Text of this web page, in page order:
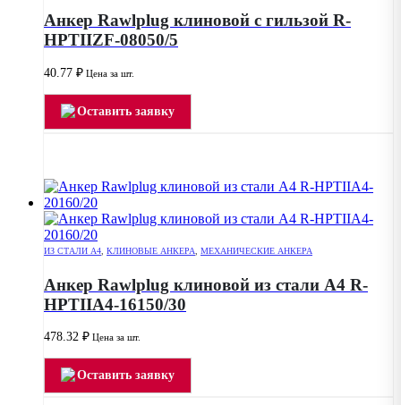
Анкер Rawlplug клиновой с гильзой R-
HPTIIZF-08050/5
40.77 ₽ Цена за шт.
Оставить заявку
ИЗ СТАЛИ А4 КЛИНОВЫЕ АНКЕРА МЕХАНИЧЕСКИЕ АНКЕРА
Анкер Rawlplug клиновой из стали А4 R-
HPTIIA4-16150/30
478.32 ₽ Цена за шт.
Оставить заявку